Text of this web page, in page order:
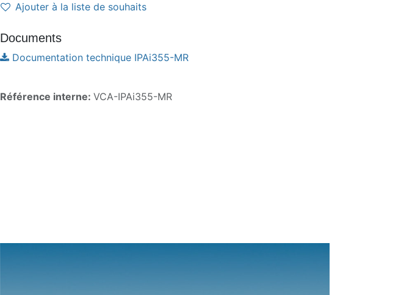
Ajouter à la liste de souhaits
Documents
Documentation technique IPAi355-MR
Référence interne: VCA-IPAi355-MR